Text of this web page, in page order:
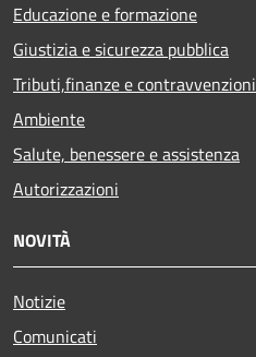
Educazione e formazione
Giustizia e sicurezza pubblica
Tributi,finanze e contravvenzioni
Ambiente
Salute, benessere e assistenza
Autorizzazioni
NOVITÀ
Notizie
Comunicati